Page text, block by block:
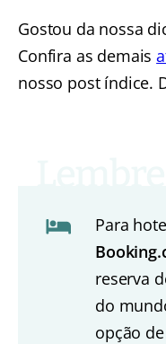
Gostou da nossa
Confira as demais
nosso post índice.
Para
reserva
do
opção